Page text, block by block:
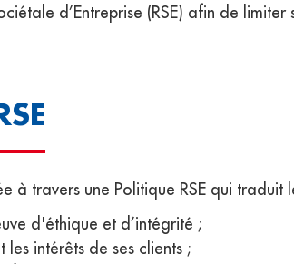
d’Entreprise (RSE) afin de
à travers une Politique RSE qui
d'éthique et d’intégrité ;
intérêts de ses clients ;